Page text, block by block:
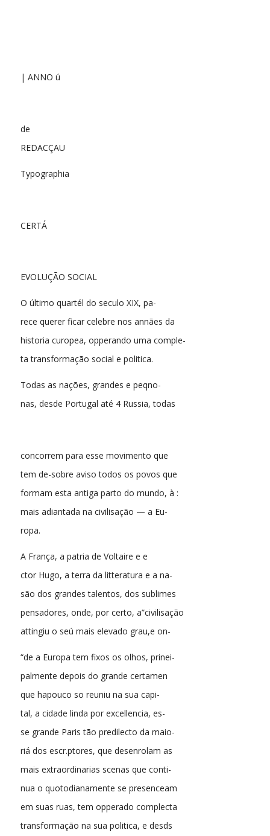
| ANNO ú
de
REDACÇAU
Typographia
CERTÁ
EVOLUÇÃO SOCIAL
O último quartél do seculo XIX, pa-
rece querer ficar celebre nos annães da
historia curopea, opperando uma comple-
ta transformação social e politica.
Todas as nações, grandes e peqno-
nas, desde Portugal até 4 Russia, todas
concorrem para esse movimento que
tem de-sobre aviso todos os povos que
formam esta antiga parto do mundo, à :
mais adiantada na civilisação — a Eu-
ropa.
A França, a patria de Voltaire e e
ctor Hugo, a terra da litteratura e a na-
são dos grandes talentos, dos sublimes
pensadores, onde, por certo, a”civilisação
attingiu o seú mais elevado grau,e on-
“de a Europa tem fixos os olhos, prinei-
palmente depois do grande certamen
que hapouco so reuniu na sua capi-
tal, a cidade linda por excellencia, es-
se grande Paris tão predilecto da maio-
riá dos escr.ptores, que desenrolam as
mais extraordinarias scenas que conti-
nua o quotodianamente se presenceam
em suas ruas, tem opperado complecta
transformação na sua politica, e desds